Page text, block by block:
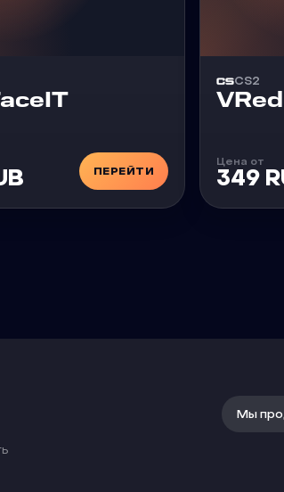
ПЕРЕЙТИ
CS2
Чит
Цена от
349
Мы